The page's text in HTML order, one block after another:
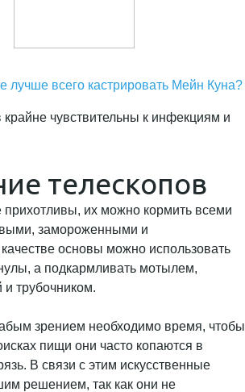
лучше всего кастрировать Мейн Куна?
телескопов
прихотливы, их можно кормить всеми
замороженными и
основы можно использовать
а подкармливать мотылем,
трубочником.
зрением необходимо время, чтобы
пищи они часто копаются в
В связи с этим искусственные
решением, так как они не